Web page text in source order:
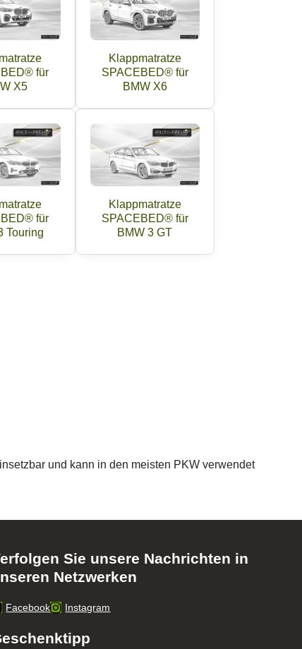
für
X5
Klappmatratze
SPACEBED® für
BMW X6
für
Touring
Klappmatratze
SPACEBED® für
BMW 3 GT
und kann in den meisten PKW verwendet
Sie unsere Nachrichten in
Netzwerken
Facebook Instagram